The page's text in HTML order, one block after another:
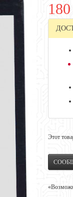
Этот